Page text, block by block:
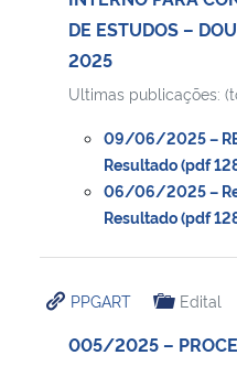
DE ESTUDOS –
2025
Ultimas publicações:
09/06/2025 –
Resultado (pdf
06/06/2025 –
Resultado (pdf
PPGART Edital
005/2025 –